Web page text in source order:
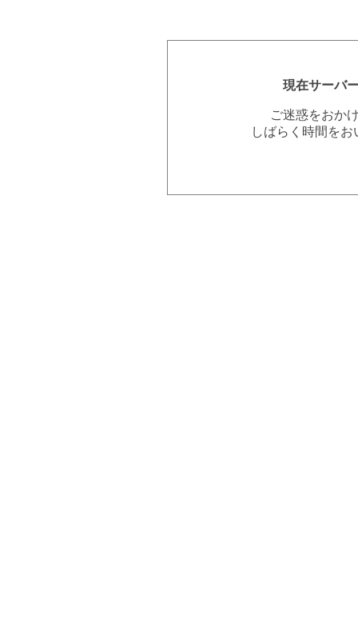
現在サーバ
ご迷惑をおか
しばらく時間を